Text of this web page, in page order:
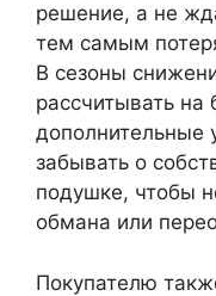
решение, а не
тем самым
В сезоны
рассчитывать на
дополнительные
забывать о
подушке, чтобы
обмана или
Покупателю